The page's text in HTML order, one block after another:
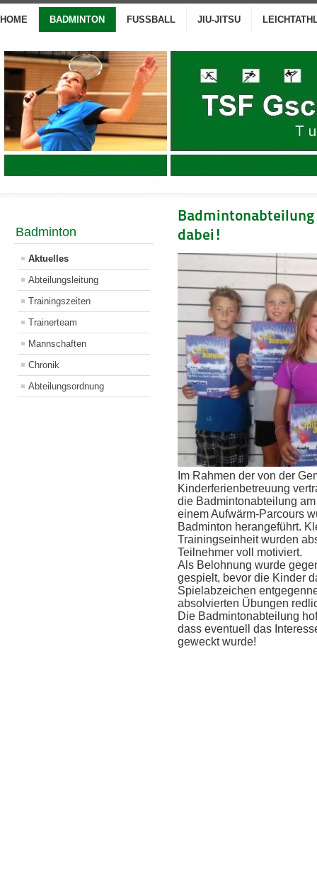
HOME BADMINTON FUSSBALL JIU-JITSU
Badminton
Aktuelles
Abteilungsleitung
Trainingszeiten
Trainerteam
Mannschaften
Chronik
Abteilungsordnung
dabei!
Im Rahmen der von der
Kinderferienbetreuung
die Badmintonabteilung
einem Aufwärm-Parcours
Badminton herangeführt.
Trainingseinheit wurden
Teilnehmer voll motiviert.
Als Belohnung wurde
gespielt, bevor die Kinder
Spielabzeichen
absolvierten Übungen
Die Badmintonabteilung
dass eventuell das
geweckt wurde!